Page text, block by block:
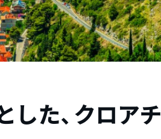
した、クロアチ